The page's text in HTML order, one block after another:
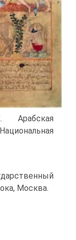
Арабская
Москва.